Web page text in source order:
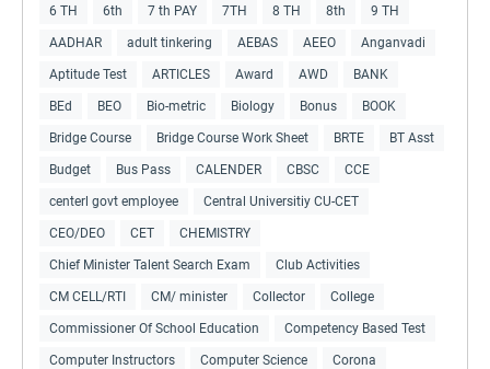
6 TH 6th 7 th PAY 7TH 8 TH 8th 9 TH
AADHAR adult tinkering AEBAS AEEO Anganvadi
Aptitude Test ARTICLES Award AWD BANK
BEd BEO Bio-metric Biology Bonus BOOK
Bridge Course Bridge Course Work Sheet BRTE BT Asst
Budget Bus Pass CALENDER CBSC CCE
centerl govt employee Central Universitiy CU-CET
CEO/DEO CET CHEMISTRY
Chief Minister Talent Search Exam Club Activities
CM CELL/RTI CM/ minister Collector College
Commissioner Of School Education Competency Based Test
Computer Instructors Computer Science Corona